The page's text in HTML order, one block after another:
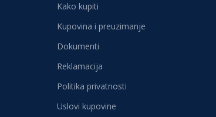
Kako kupiti
Kupovina i preuzimanje
Dokumenti
Reklamacija
Politika privatnosti
Uslovi kupovine